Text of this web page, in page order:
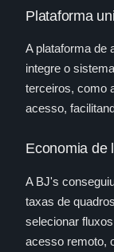
Plataforma
A plataforma de
integre o
terceiros, como
acesso,
Economia de
A BJ's
taxas de
selecionar
acesso remoto,